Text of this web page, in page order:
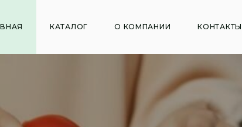
КАТАЛОГ О КОМПАНИИ КОНТАКТЫ